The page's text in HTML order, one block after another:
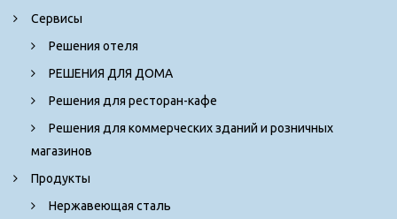
Сервисы
Решения отеля
РЕШЕНИЯ ДЛЯ ДОМА
Решения для ресторан-кафе
Решения для коммерческих зданий и розничных
магазинов
Продукты
Нержавеющая сталь